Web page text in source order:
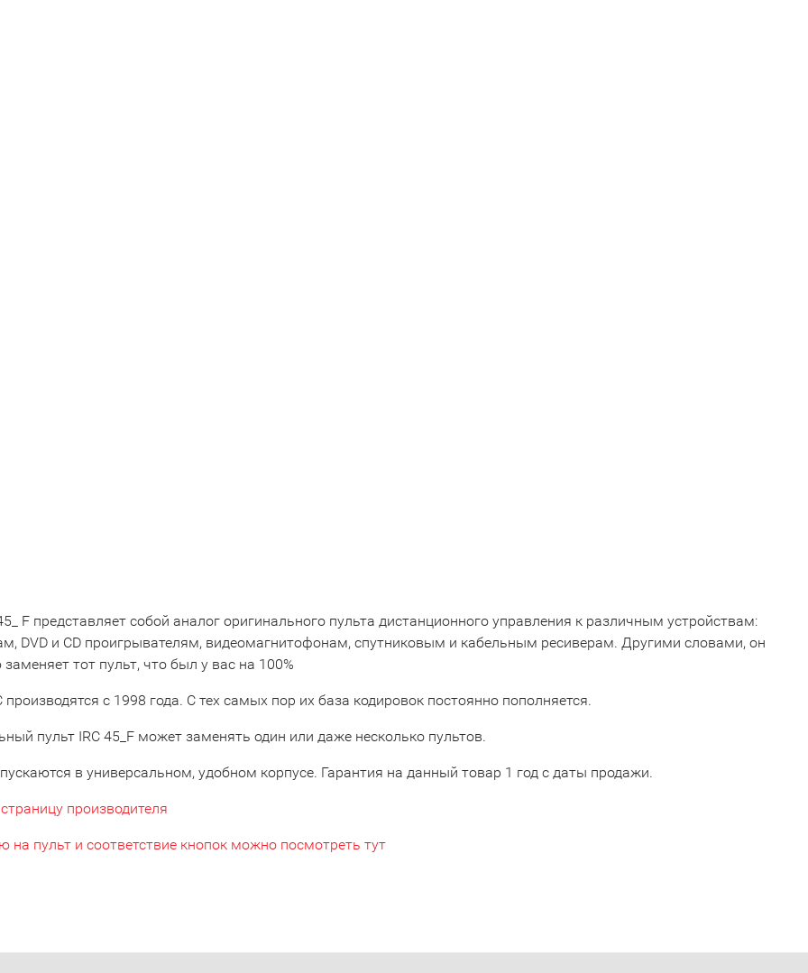
F представляет собой аналог оригинального пульта дистанционного управления к различным устройствам:
DVD и CD проигрывателям, видеомагнитофонам, спутниковым и кабельным ресиверам. Другими словами, он
тот пульт, что был у вас на 100%
производятся с 1998 года. С тех самых пор их база кодировок постоянно пополняется.
пульт IRC 45_F может заменять один или даже несколько пультов.
в универсальном, удобном корпусе. Гарантия на данный товар 1 год с даты продажи.
производителя
на пульт и соответствие кнопок можно посмотреть тут